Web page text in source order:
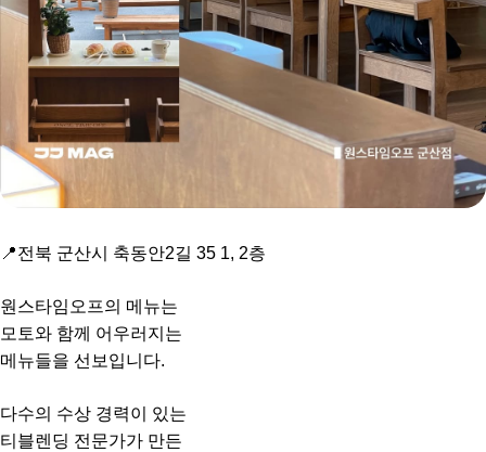
📍전북 군산시 축동안2길 35 1, 2층
원스타임오프의 메뉴는
모토와 함께 어우러지는
메뉴들을 선보입니다.
다수의 수상 경력이 있는
티블렌딩 전문가가 만든